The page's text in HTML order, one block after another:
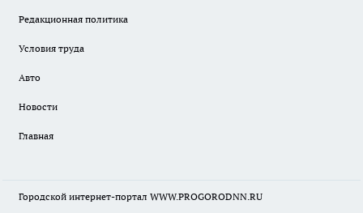
Редакционная политика
Условия труда
Авто
Новости
Главная
Городской интернет-портал WWW.PROGORODNN.RU